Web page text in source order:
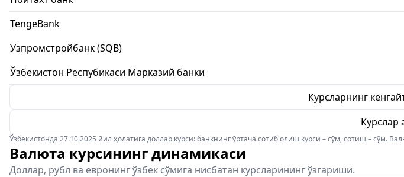
TengeBank
Узпромстройбанк (SQB)
Ўзбекистон Респубикаси Марказий банки
Курсларнинг
Курслар
Ўзбекистонда 27.10.2025 йил ҳолатига доллар курси: банкнинг ўртача сотиб олиш курси – сўм, сотиш – сўм.
Валюта курсининг динамикаси
Доллар, рубл ва евронинг ўзбек сўмига нисбатан курсларининг ўзгариши.